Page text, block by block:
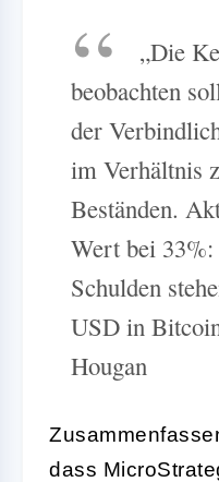
„Die
beobachten
der
im Verhältnis
Beständen.
Wert bei
Schulden
USD in
Hougan
dass